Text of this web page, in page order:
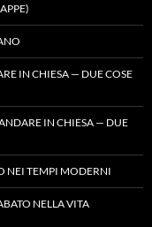
IN CHIESA — DUE COSE
IN CHIESA — DUE
NEI TEMPI MODERNI
NELLA VITA